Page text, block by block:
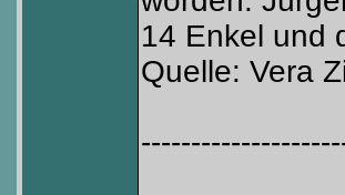
14 Enkel und
Quelle: Vera